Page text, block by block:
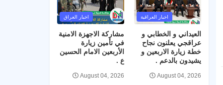
اخبار العراقية
العيداني و الخطابي و
عراقجي يعلنون نجاح
خطة زيارة الاربعين و
يشيدون بالدعم .
August 04, 2026
اخبار العراق
مشاركة الاجهزة الامنية
في تأمين زيارة
الأربعين الامام الحسين
ع .
August 04, 2026